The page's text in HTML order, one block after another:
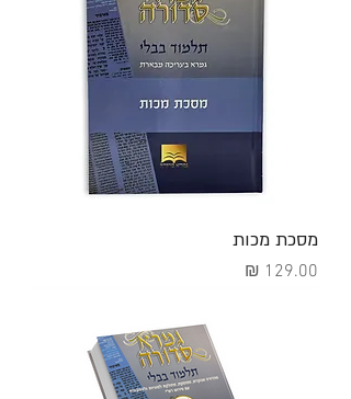
מסכת מכות
מחיר